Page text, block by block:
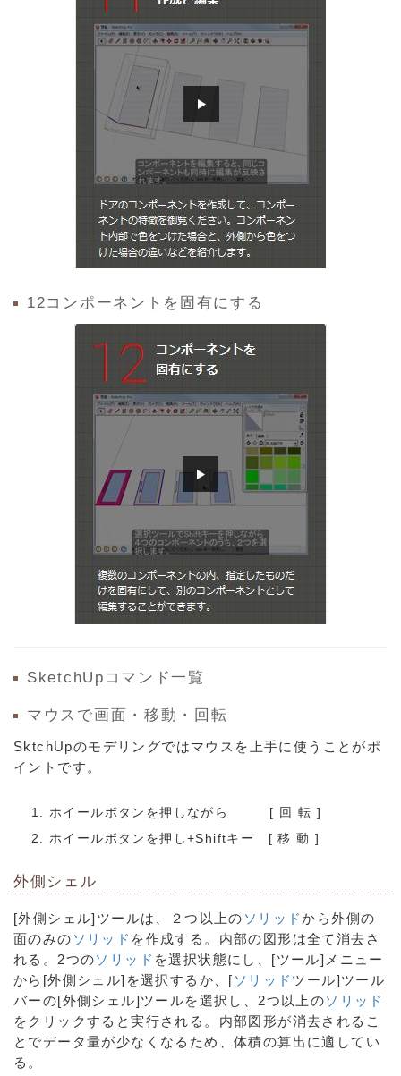
12コンポーネントを固有にする
SketchUpコマンド一覧
マウスで画面・移動・回転
SktchUpのモデリングではマウスを上手に使うことがポ
イントです。
ホイールボタンを押しながら [ 回 転 ]
ホイールボタンを押し+Shiftキー [ 移 動 ]
外側シェル
[外側シェル]ツールは、２つ以上の ソリッドから外側の
面のみの ソリッド を作成する。内部の図形は全て消去さ
れる。2つのソリッド を選択状態にし、[ツール]メニュー
から[外側シェル]を選択するか、[ ソリッド ツール]ツール
バーの[外側シェル]ツールを選択し、2つ以上のソリッド
をクリックすると実行される。内部図形が消去されるこ
とでデータ量が少なくなるため、体積の算出に適してい
る。